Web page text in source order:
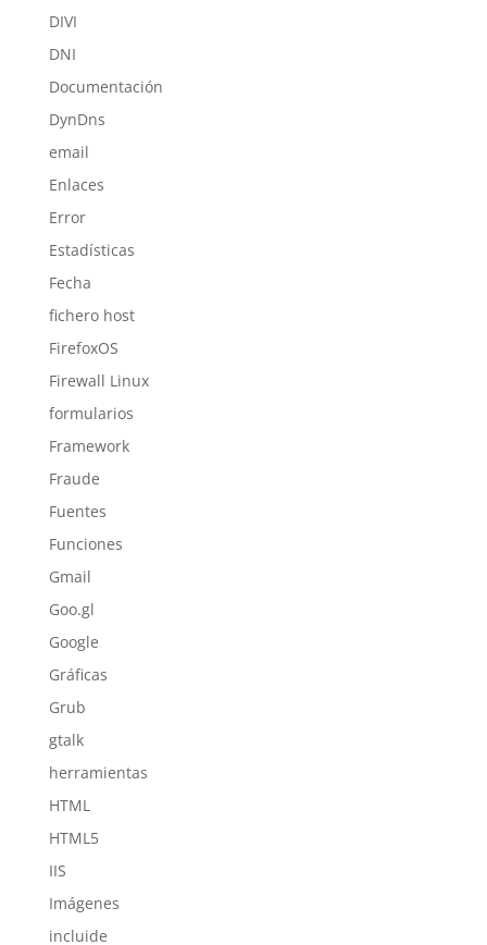
DIVI
DNI
Documentación
DynDns
email
Enlaces
Error
Estadísticas
Fecha
fichero host
FirefoxOS
Firewall Linux
formularios
Framework
Fraude
Fuentes
Funciones
Gmail
Goo.gl
Google
Gráficas
Grub
gtalk
herramientas
HTML
HTML5
IIS
Imágenes
incluide